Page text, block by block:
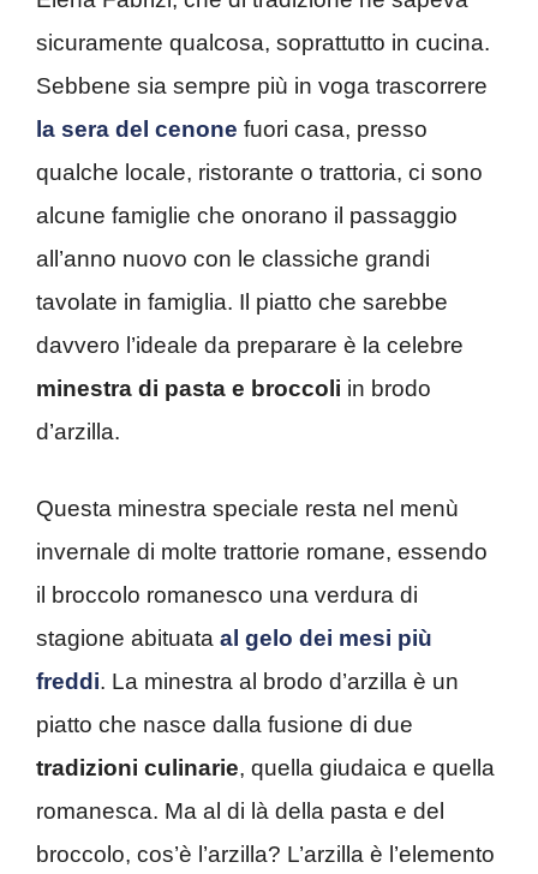
sicuramente qualcosa, soprattutto in cucina.
Sebbene sia sempre più in voga trascorrere
la sera del cenone fuori casa, presso
qualche locale, ristorante o trattoria, ci sono
alcune famiglie che onorano il passaggio
all’anno nuovo con le classiche grandi
tavolate in famiglia. Il piatto che sarebbe
davvero l’ideale da preparare è la celebre
minestra di pasta e broccoli in brodo
d’arzilla.
Questa minestra speciale resta nel menù
invernale di molte trattorie romane, essendo
il broccolo romanesco una verdura di
stagione abituata al gelo dei mesi più
freddi. La minestra al brodo d’arzilla è un
piatto che nasce dalla fusione di due
tradizioni culinarie, quella giudaica e quella
romanesca. Ma al di là della pasta e del
broccolo, cos’è l’arzilla? L’arzilla è l’elemento